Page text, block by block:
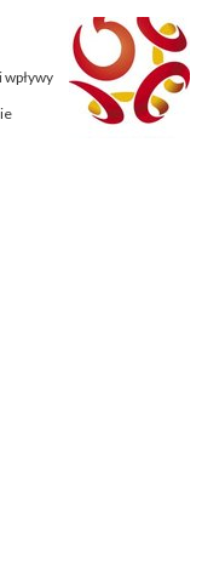
wpływy